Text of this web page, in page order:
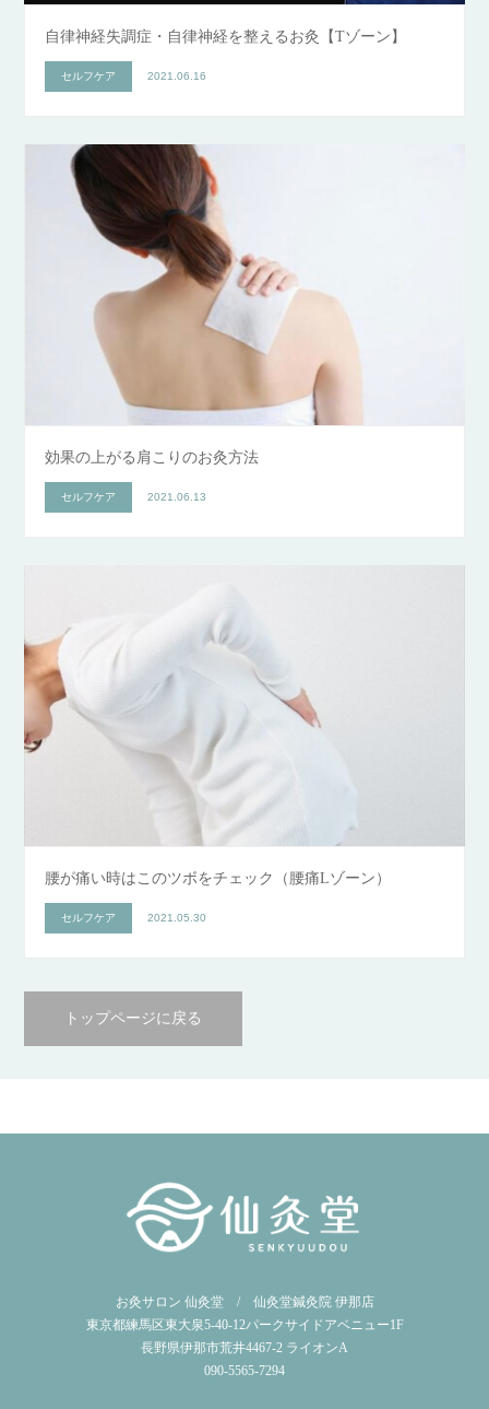
自律神経失調症・自律神経を整えるお灸【Tゾーン】
セルフケア 2021.06.16
効果の上がる肩こりのお灸方法
セルフケア 2021.06.13
腰が痛い時はこのツボをチェック（腰痛Lゾーン）
セルフケア 2021.05.30
トップページに戻る
お灸サロン 仙灸堂 / 仙灸堂鍼灸院 伊那店
東京都練馬区東大泉5-40-12パークサイドアベニュー1F
長野県伊那市荒井4467-2 ライオンA
090-5565-7294